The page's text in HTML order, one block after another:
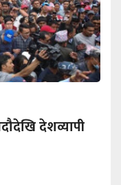
देशव्यापी